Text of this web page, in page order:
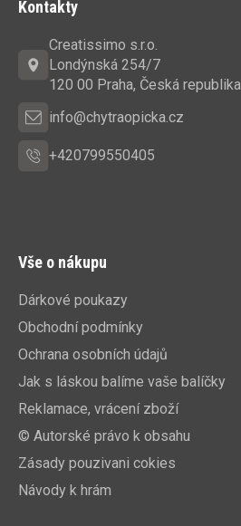
Kontakty
Creatissimo s.r.o.
Londýnská 254/7
120 00 Praha, Česká republika
info@chytraopicka.cz
+420799550405
Vše o nákupu
Dárkové poukazy
Obchodní podmínky
Ochrana osobních údajů
Jak s láskou balíme vaše balíčky
Reklamace, vrácení zboží
© Autorské právo k obsahu
Zásady pouzivani cokies
Návody k hrám